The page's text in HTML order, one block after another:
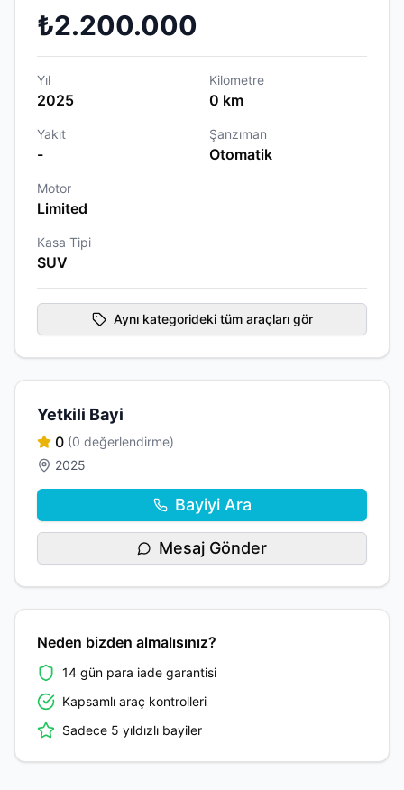
₺2.200.000
Yıl
2025
Kilometre
0 km
Yakıt
-
Şanzıman
Otomatik
Motor
Limited
Kasa Tipi
SUV
Aynı kategorideki tüm araçları gör
Yetkili Bayi
0 (0 değerlendirme)
2025
Bayiyi Ara
Mesaj Gönder
Neden bizden almalısınız?
14 gün para iade garantisi
Kapsamlı araç kontrolleri
Sadece 5 yıldızlı bayiler